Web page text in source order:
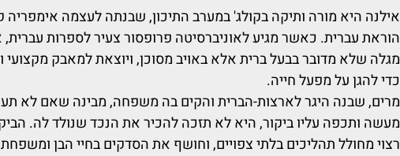
אילנה היא מורה ותיקה בקולג' במערב התיכון, שבנתה לעצמה
הוראת עברית. כאשר מגיע לאוניברסיטה פרופסור צעיר לספרות עברית,
מגלה שלא מדובר בבעל ברית אלא באויב מסוכן, ויוצאת למאבק מקצועי
כדי להגן על מפעל חייה.
מרים, שבנה היגר לארצות-הברית והקים בה משפחה, מבינה שאם לא
מעשה ותכפה עליו ביקור, היא לא תזכה להכיר את הנכד שנולד לה.
רצוי מחולל תהליכים בלתי צפויים, וחושף את הסדקים בחיי הבן